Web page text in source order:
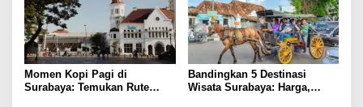
Momen Kopi Pagi di
Surabaya: Temukan Rute
Bandingkan 5 Destinasi
Wisata Surabaya: Harga,